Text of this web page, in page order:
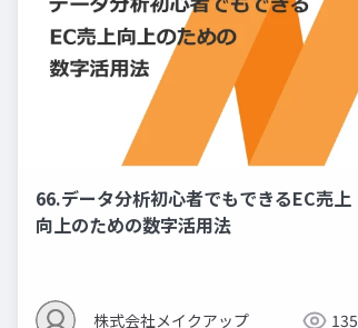
66.データ分析初心者でもできるEC売上
向上のための数字活用法
株式会社メイクアップ 135